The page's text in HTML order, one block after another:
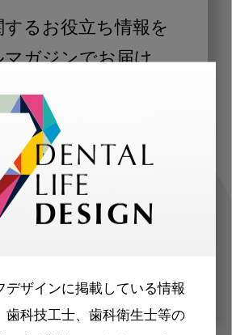
デザインに掲載している情報
歯科技工士、歯科衛生士等の
するお役立ち情報を
マガジンでお届け
いた職種（歯科医師、歯
科技工士）に合わせた内
ガジンをお届けします。